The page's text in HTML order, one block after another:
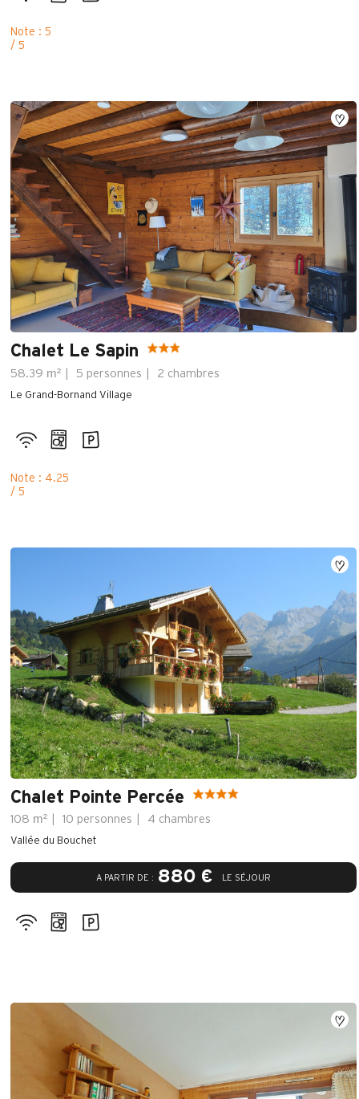
Note : 5
/ 5
Chalet Le Sapin
58.39 m² 5 personnes 2 chambres
Le Grand-Bornand Village
Note : 4.25
/ 5
Chalet Pointe Percée
108 m² 10 personnes 4 chambres
A PARTIR DE : 880 € LE SÉJOUR
Vallée du Bouchet